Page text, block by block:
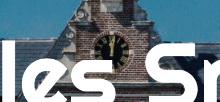
Zangles Sneek
van Zangles Sneek vinden
de Leukste Zangschool van Friesland!
voorwaarden